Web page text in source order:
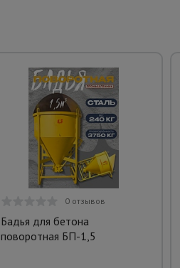
0 отзывов
Бадья для бетона
поворотная БП-1,5